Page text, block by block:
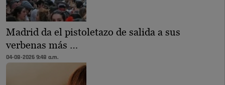
Madrid da el pistoletazo de salida a sus
verbenas más …
04-08-2026 9:48 a.m.